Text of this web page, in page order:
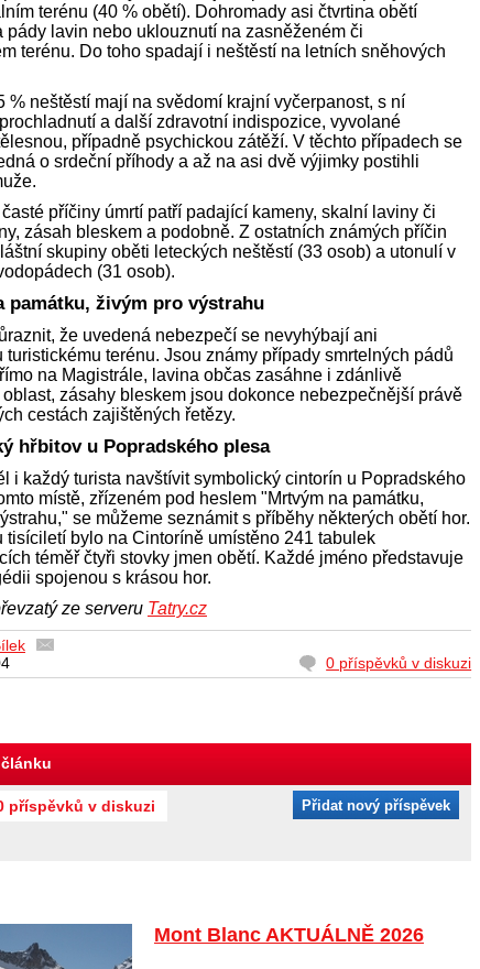
terénu (40 % obětí). Dohromady asi čtvrtina obětí
pády lavin nebo uklouznutí na zasněženém či
terénu. Do toho spadají i neštěstí na letních sněhových
% neštěstí mají na svědomí krajní vyčerpanost, s ní
a další zdravotní indispozice, vyvolané
případně psychickou zátěží. V těchto případech se
o srdeční příhody a až na asi dvě výjimky postihli
příčiny úmrtí patří padající kameny, skalní laviny či
zásah bleskem a podobně. Z ostatních známých příčin
skupiny oběti leteckých neštěstí (33 osob) a utonulí v
(31 osob).
památku, živým pro výstrahu
že uvedená nebezpečí se nevyhýbají ani
turistickému terénu. Jsou známy případy smrtelných pádů
na Magistrále, lavina občas zasáhne i zdánlivě
oblast, zásahy bleskem jsou dokonce nebezpečnější právě
cestách zajištěných řetězy.
hřbitov u Popradského plesa
i každý turista navštívit symbolický cintorín u Popradského
místě, zřízeném pod heslem "Mrtvým na památku,
se můžeme seznámit s příběhy některých obětí hor.
tisíciletí bylo na Cintoríně umístěno 241 tabulek
téměř čtyři stovky jmen obětí. Každé jméno představuje
spojenou s krásou hor.
ze serveru Tatry.cz
0 příspěvků v diskuzi
příspěvků v diskuzi Přidat nový příspěvek
Mont Blanc AKTUÁLNĚ 2026